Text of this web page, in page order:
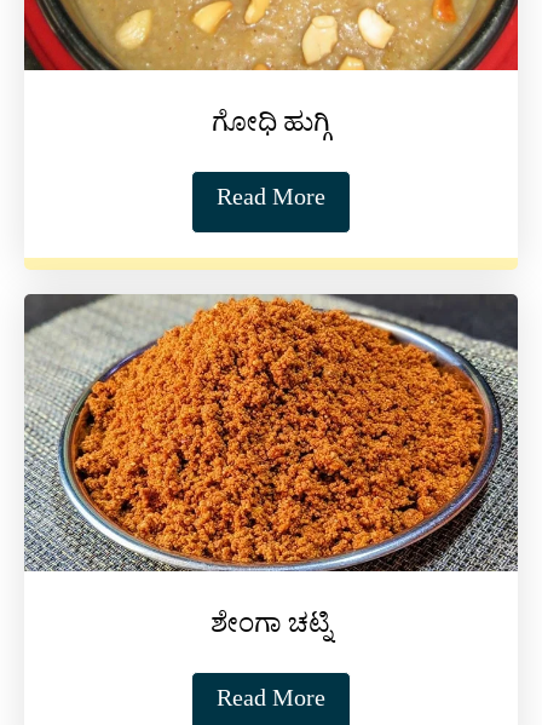
ಗೋಧಿ ಹುಗ್ಗಿ
Read More
ಶೇಂಗಾ ಚಟ್ನಿ
Read More